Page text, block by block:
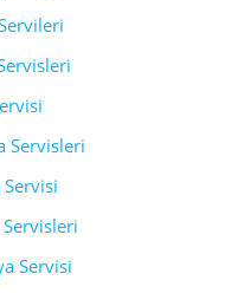
Servisleri
Servisi
Servisi